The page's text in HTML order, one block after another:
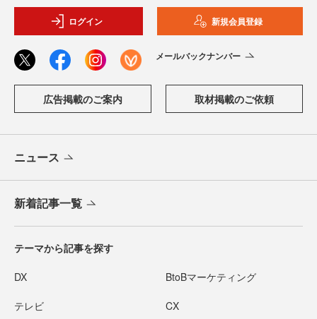
ログイン 新規会員登録
メールバックナンバー
広告掲載のご案内 取材掲載のご依頼
ニュース
新着記事一覧
テーマから記事を探す
DX BtoBマーケティング
テレビ CX